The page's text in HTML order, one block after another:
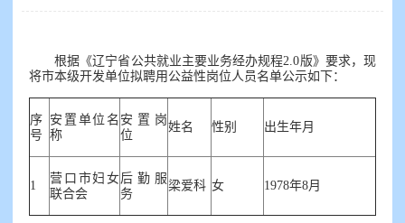
根据《辽宁省公共就业主要业务经办规程2.0版》要求，现
将市本级开发单位拟聘用公益性岗位人员名单公示如下：
序
号
安置单位名
称
安置岗
位
姓名 性别 出生年月
1
营口市妇女
联合会
后勤服
务
梁爱科 女 1978年8月